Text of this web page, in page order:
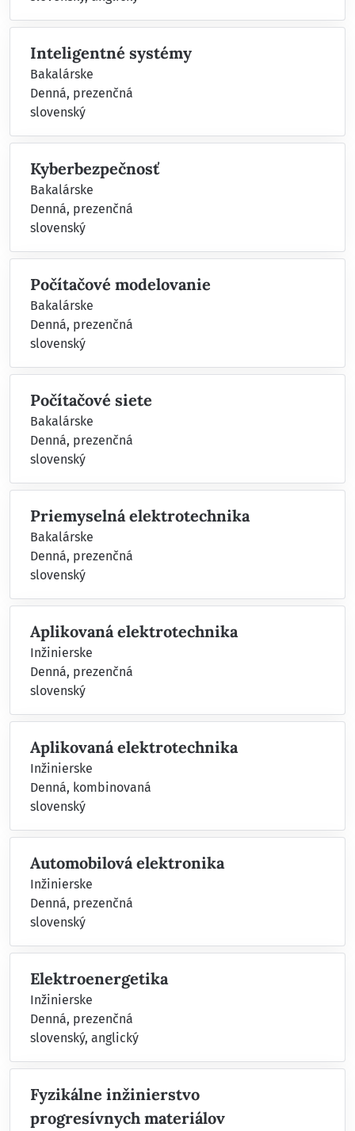
Inteligentné systémy
Bakalárske
Denná, prezenčná
slovenský
Kyberbezpečnosť
Bakalárske
Denná, prezenčná
slovenský
Počítačové modelovanie
Bakalárske
Denná, prezenčná
slovenský
Počítačové siete
Bakalárske
Denná, prezenčná
slovenský
Priemyselná elektrotechnika
Bakalárske
Denná, prezenčná
slovenský
Aplikovaná elektrotechnika
Inžinierske
Denná, prezenčná
slovenský
Aplikovaná elektrotechnika
Inžinierske
Denná, kombinovaná
slovenský
Automobilová elektronika
Inžinierske
Denná, prezenčná
slovenský
Elektroenergetika
Inžinierske
Denná, prezenčná
slovenský, anglický
Fyzikálne inžinierstvo
progresívnych materiálov